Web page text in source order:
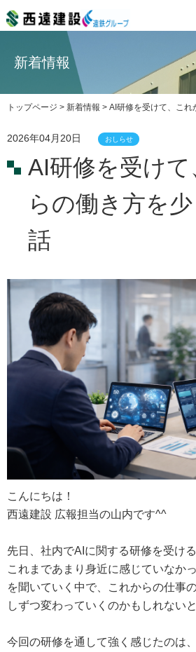
トップページ
西遠建設について
ISO・エコアクション
情報セキュリティ基本方針
事業内容
土木・舗装工事
一般建築
施工事例
一般建築
工場
お問合せ・資料請求
プライバシーポリシー
新着情報
トップページ > 新着情報 > AI研修を受けて、こ
2026年04月20日 おしらせ
AI研修を受け
らの働き方を
話
こんにちは！
西遠建設 広報担当の山内です^^
先日、社内でAIに関する研修を受け
これまであまり身近に感じていなか
を聞いていく中で、これからの仕事
しずつ変わっていくのかもしれない
今回の研修を通して強く感じたのは